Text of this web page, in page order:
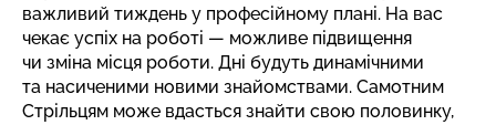
важливий тиждень у професійному плані. На вас
чекає успіх на роботі — можливе підвищення
чи зміна місця роботи. Дні будуть динамічними
та насиченими новими знайомствами. Самотним
Стрільцям може вдасться знайти свою половинку,